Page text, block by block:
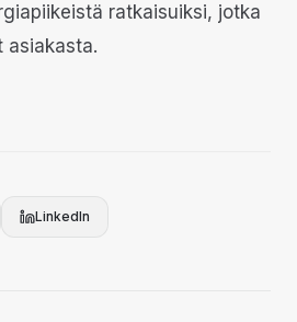
ratkaisuiksi, jotka
asiakasta.
LinkedIn